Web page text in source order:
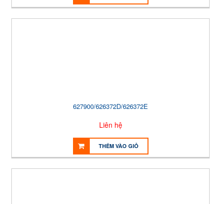
627900/626372D/626372E
Liên hệ
THÊM VÀO GIỎ